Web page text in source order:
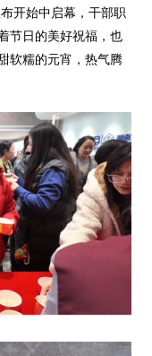
开始中启幕，干部职
节日的美好祝福，也
软糯的元宵，热气腾